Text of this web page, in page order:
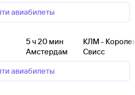
авиабилеты
5ч 20 мин
Амстердам
КЛМ -
Свисс
авиабилеты